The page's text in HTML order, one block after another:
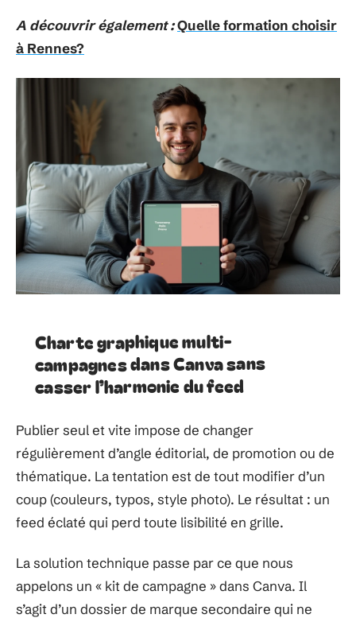
A découvrir également :Quelle formation choisir
à Rennes?
Charte graphique multi-
campagnes dans Canva sans
casser l’harmonie du feed
Publier seul et vite impose de changer
régulièrement d’angle éditorial, de promotion ou de
thématique. La tentation est de tout modifier d’un
coup (couleurs, typos, style photo). Le résultat : un
feed éclaté qui perd toute lisibilité en grille.
La solution technique passe par ce que nous
appelons un « kit de campagne » dans Canva. Il
s’agit d’un dossier de marque secondaire qui ne